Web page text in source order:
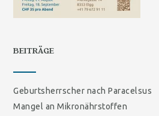
BEITRÄGE
Geburtsherrscher nach Paracelsus
Mangel an Mikronährstoffen